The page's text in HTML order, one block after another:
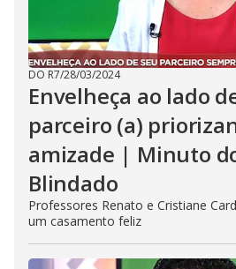
DO R7/28/03/2024
Envelheça ao lado
parceiro (a)
amizade | Minuto
Blindado
Professores Renato e Cristiane
um casamento feliz